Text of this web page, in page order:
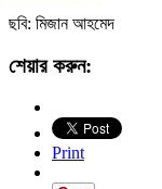
ছবি: মিজান আহমেদ
শেয়ার করুন:
Print